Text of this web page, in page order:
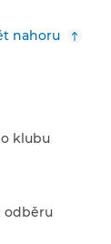
nahoru
klubu
odběru